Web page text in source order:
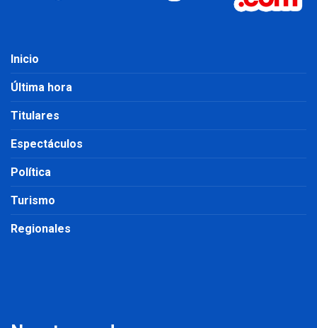
Inicio
Última hora
Titulares
Espectáculos
Política
Turismo
Regionales